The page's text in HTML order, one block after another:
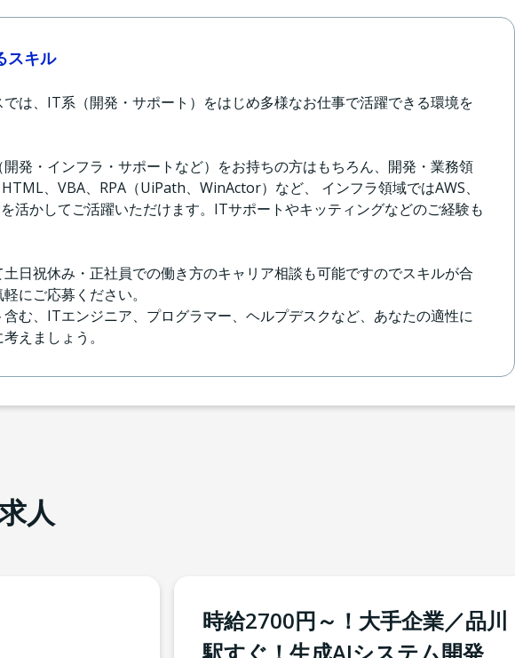
スキル
は、IT系（開発・サポート）をはじめ多様なお仕事で活躍できる環境を
発・インフラ・サポートなど）をお持ちの方はもちろん、開発・業務領
、VBA、RPA（UiPath、WinActor）など、 インフラ領域ではAWS、
活かしてご活躍いただけます。ITサポートやキッティングなどのご経験も
日祝休み・正社員での働き方のキャリア相談も可能ですのでスキルが合
にご応募ください。
む、ITエンジニア、プログラマー、ヘルプデスクなど、あなたの適性に
えましょう。
人
時給2700円～！大手企業／品川